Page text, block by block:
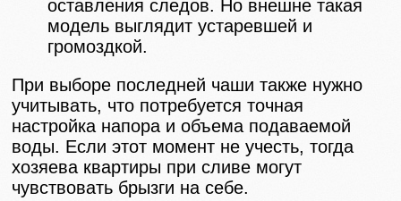
оставления следов. Но внешне такая
модель выглядит устаревшей и
громоздкой.
При выборе последней чаши также нужно
учитывать, что потребуется точная
настройка напора и объема подаваемой
воды. Если этот момент не учесть, тогда
хозяева квартиры при сливе могут
чувствовать брызги на себе.